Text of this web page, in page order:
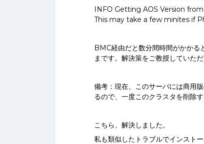
INFO Getting AOS Version
This may take a few minites if
BMC経由だと数分間時間がかかる
まです。解決策をご教授していただ
備考：現在、このサーバには商用
るので、一度このクラスタを削除
こちら、解決しました。
私も類似したトラブルでインスト